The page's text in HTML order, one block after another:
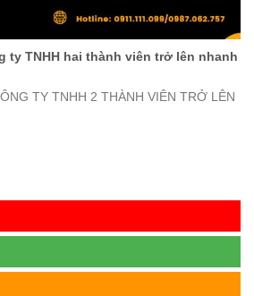
ty TNHH hai thành viên trở lên nhanh
TY TNHH 2 THÀNH VIÊN TRỞ LÊN